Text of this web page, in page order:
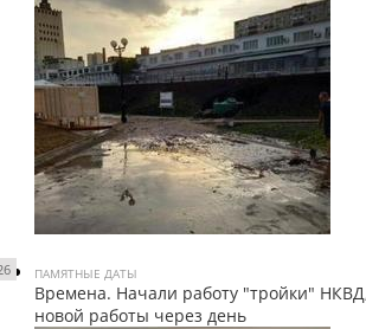
ПАМЯТНЫЕ ДАТЫ
Времена. Начали работу "тройки"
новой работы через день